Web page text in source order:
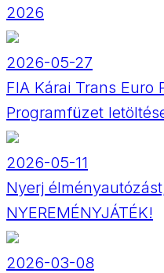
2026
2026-05-27
FIA Kárai Trans Euro
Programfüzet
2026-05-11
Nyerj
NYEREMÉNYJÁTÉK!
2026-03-08